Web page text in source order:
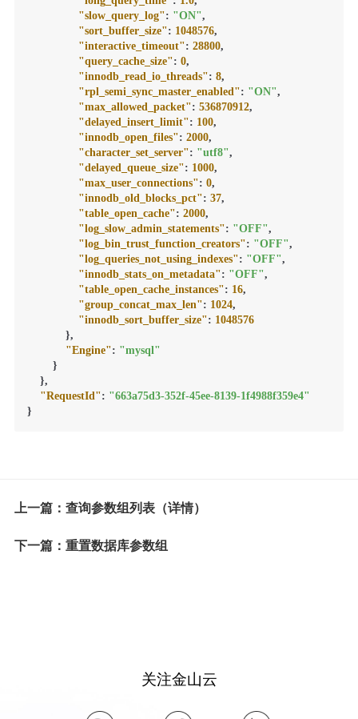
"slow_query_log": "ON",
"sort_buffer_size": 1048576,
"interactive_timeout": 28800,
"query_cache_size": 0,
"innodb_read_io_threads": 8,
"rpl_semi_sync_master_enabled": "ON",
"max_allowed_packet": 536870912,
"delayed_insert_limit": 100,
"innodb_open_files": 2000,
"character_set_server": "utf8",
"delayed_queue_size": 1000,
"max_user_connections": 0,
"innodb_old_blocks_pct": 37,
"table_open_cache": 2000,
"log_slow_admin_statements": "OFF",
"log_bin_trust_function_creators": "OFF",
"log_queries_not_using_indexes": "OFF",
"innodb_stats_on_metadata": "OFF",
"table_open_cache_instances": 16,
"group_concat_max_len": 1024,
"innodb_sort_buffer_size": 1048576
},
"Engine": "mysql"
}
},
"RequestId": "663a75d3-352f-45ee-8139-1f4988f359e4"
}
上一篇：查询参数组列表（详情）
下一篇：重置数据库参数组
关注金山云